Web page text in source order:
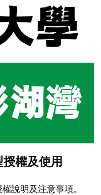
權及使用
說明及注意事項。